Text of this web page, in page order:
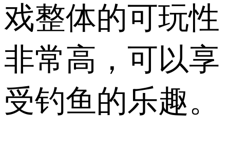
戏整体的可玩性
非常高，可以享
受钓鱼的乐趣。